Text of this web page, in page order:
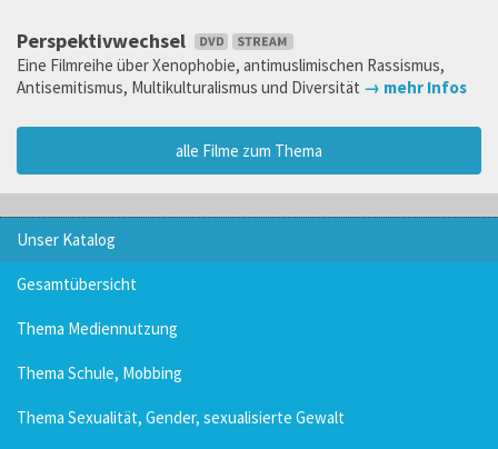
Perspektivwechsel
Eine Filmreihe über Xenophobie, antimuslimischen Rassismus,
Antisemitismus, Multikulturalismus und Diversität → mehr Infos
alle Filme zum Thema
Unser Katalog
Gesamtübersicht
Thema Mediennutzung
Thema Schule, Mobbing
Thema Sexualität, Gender, sexualisierte Gewalt